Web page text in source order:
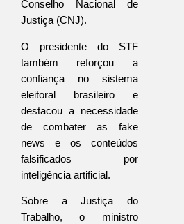
Conselho Nacional de
Justiça (CNJ).
O presidente do STF
também reforçou a
confiança no sistema
eleitoral brasileiro e
destacou a necessidade
de combater as fake
news e os conteúdos
falsificados por
inteligência artificial.
Sobre a Justiça do
Trabalho, o ministro